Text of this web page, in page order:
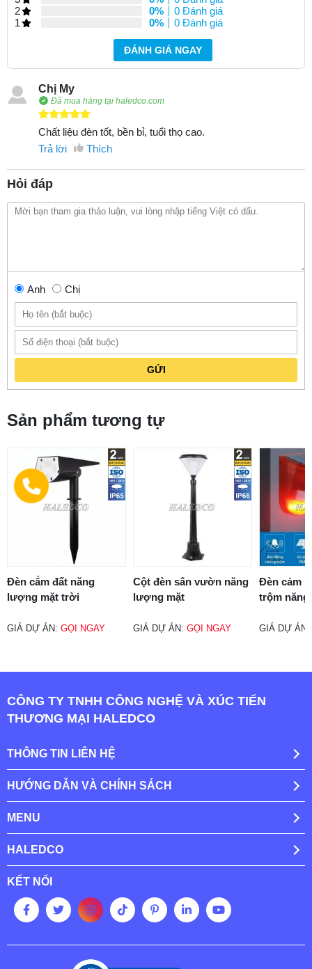
2
0%
0 Đánh giá
1
0% 0 Đánh giá
ĐÁNH GIÁ NGAY
Chị My
Đã mua hàng tại haledco.com
Chất liệu đèn tốt, bền bỉ, tuổi thọ cao.
Trả lời
Thích
Hỏi đáp
Anh Chị
GỬI
Sản phẩm tương tự
Đèn cắm đất năng
lượng mặt trời
GIÁ DỰ ÁN: GỌI NGAY
Cột đèn sân vườn năng
lượng mặt
GIÁ DỰ ÁN:GỌI NGAY
Đèn cảm
trộm
GIÁ DỰ
CÔNG TY TNHH CÔNG NGHỆ VÀ XÚC TIẾN
THƯƠNG MẠI HALEDCO
THÔNG TIN LIÊN HỆ
HƯỚNG DẪN VÀ CHÍNH SÁCH
MENU
HALEDCO
KẾT NỐI